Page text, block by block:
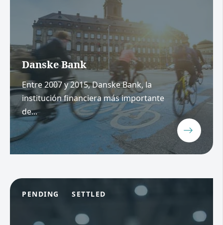
Danske Bank
Entre 2007 y 2015, Danske Bank, la
institución financiera más importante
de...
PENDING SETTLED